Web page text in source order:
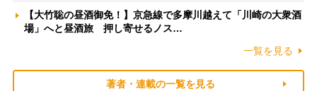
【大竹聡の昼酒御免！】京急線で多摩川越えて「川崎の大衆酒
場」へと昼酒旅 押し寄せるノス…
一覧を見る
著者・連載の一覧を見る